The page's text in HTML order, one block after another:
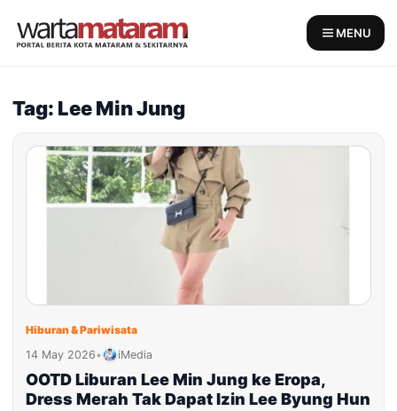
MENU
Tag: Lee Min Jung
Hiburan & Pariwisata
14 May 2026• iMedia
OOTD Liburan Lee Min Jung ke Eropa,
Dress Merah Tak Dapat Izin Lee Byung Hun